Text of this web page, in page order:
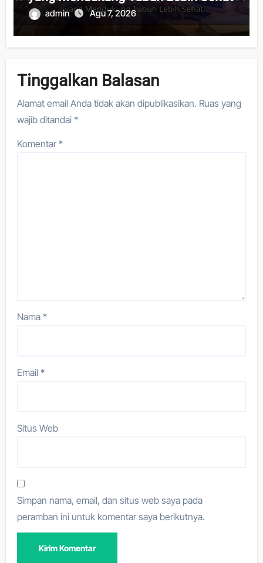
admin Agu 7, 2026
Tinggalkan Balasan
Alamat email Anda tidak akan dipublikasikan. Ruas yang
wajib ditandai*
Komentar*
Nama*
Email*
Situs Web
Simpan nama, email, dan situs web saya pada
peramban ini untuk komentar saya berikutnya.